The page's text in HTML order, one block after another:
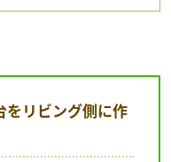
をリビング側に作